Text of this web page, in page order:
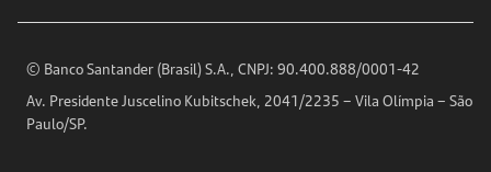
Encontre nossas agências
Horários de Atendimento
Telefones
© Banco Santander (Brasil) S.A., CNPJ: 90.400.888/0001-42
Av. Presidente Juscelino Kubitschek, 2041/2235 – Vila Olímpia – São
Paulo/SP.